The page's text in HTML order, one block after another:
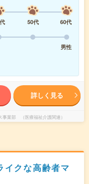
50代
60代
男性
詳しく見る
業部 （医療福祉介護関連）
イクな高齢者マ